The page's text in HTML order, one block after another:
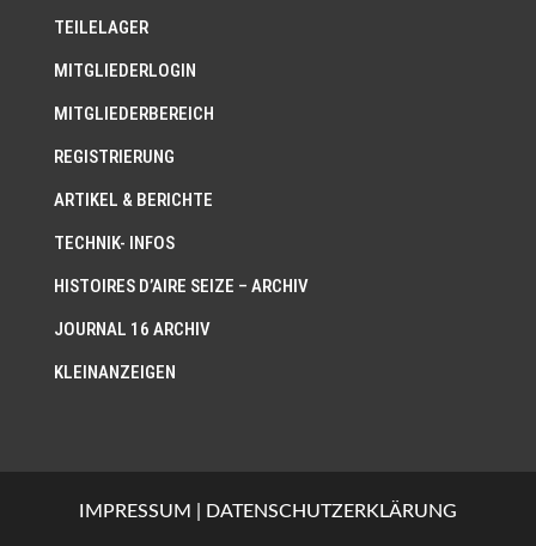
TEILELAGER
MITGLIEDERLOGIN
MITGLIEDERBEREICH
REGISTRIERUNG
ARTIKEL & BERICHTE
TECHNIK- INFOS
HISTOIRES D’AIRE SEIZE – ARCHIV
JOURNAL 16 ARCHIV
KLEINANZEIGEN
IMPRESSUM DATENSCHUTZERKLÄRUNG